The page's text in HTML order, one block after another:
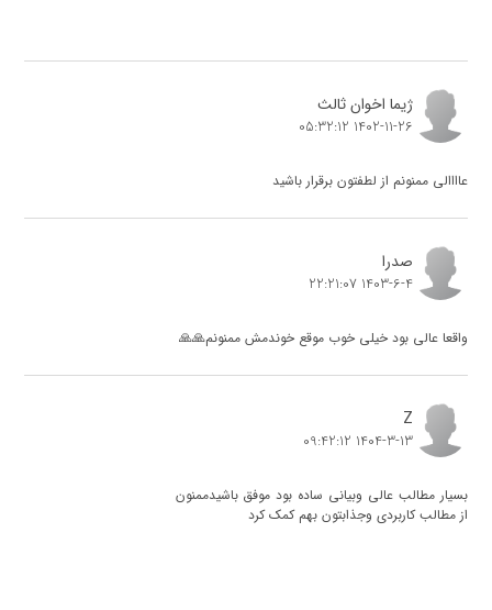
مرسی از همراهی شما
ژیما اخوان ثالث
1402-11-26 05:32:12
عاااالی ممنونم از لطفتون برقرار باشید
صدرا
1403-6-4 22:21:07
واقعا عالی بود خیلی خوب موقع خوندمش ممنونم🙏🙏
Z
1404-3-13 09:42:12
بسیار مطالب عالی و‌بیانی ساده بود موفق باشیدممنون
از مطالب کاربردی و‌جذابتون بهم کمک کرد